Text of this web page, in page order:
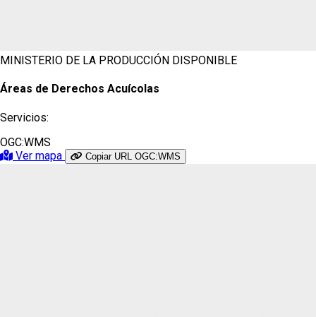
MINISTERIO DE LA PRODUCCIÓN DISPONIBLE
Áreas de Derechos Acuícolas
Servicios:
OGC:WMS
Ver mapa
Copiar URL OGC:WMS